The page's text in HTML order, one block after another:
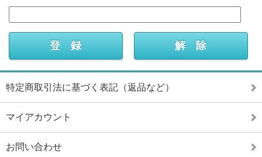
特定商取引法に基づく表記（返品など）
マイアカウント
お問い合わせ